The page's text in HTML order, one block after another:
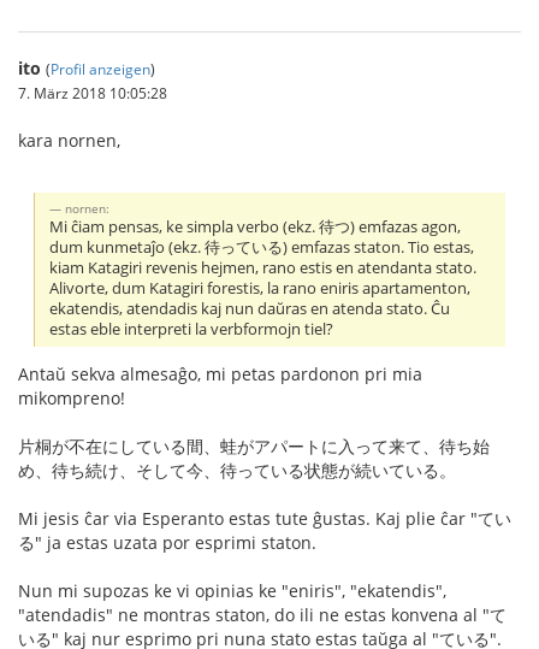
ito (Profil anzeigen)
7. März 2018 10:05:28
kara nornen,
nornen:
Mi ĉiam pensas, ke simpla verbo (ekz. 待つ) emfazas agon,
dum kunmetaĵo (ekz. 待っている) emfazas staton. Tio estas,
kiam Katagiri revenis hejmen, rano estis en atendanta stato.
Alivorte, dum Katagiri forestis, la rano eniris apartamenton,
ekatendis, atendadis kaj nun daŭras en atenda stato. Ĉu
estas eble interpreti la verbformojn tiel?
Antaŭ sekva almesaĝo, mi petas pardonon pri mia
mikompreno!
片桐が不在にしている間、蛙がアパートに入って来て、待ち始
め、待ち続け、そして今、待っている状態が続いている。
Mi jesis ĉar via Esperanto estas tute ĝustas. Kaj plie ĉar "てい
る" ja estas uzata por esprimi staton.
Nun mi supozas ke vi opinias ke "eniris", "ekatendis",
"atendadis" ne montras staton, do ili ne estas konvena al "て
いる" kaj nur esprimo pri nuna stato estas taŭga al "ている".